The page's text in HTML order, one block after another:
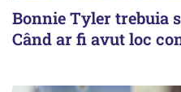
Bonnie Tyler trebuia
Când ar fi avut loc